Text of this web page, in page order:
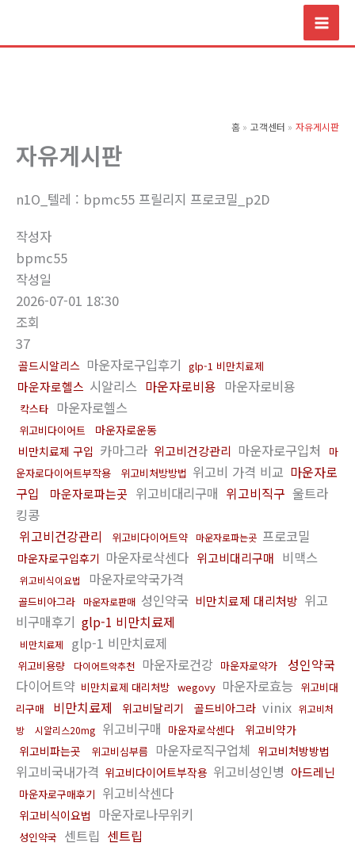
츠
홈 고객센터 자유게시판
자유게시판
n1O_텔레 : bpmc55 프릴리지 프로코밀_p2D
작성자
bpmc55
작성일
2026-07-01 18:30
조회
37
골드시알리스 마운자로구입후기 glp-1 비만치료제
마운자로헬스 시알리스 마운자로비용 마운자로비용
칵스타 마운자로헬스
위고비다이어트
마운자로운동
비만치료제 구입 카마그라 위고비건강관리 마운자로구입처
마
운자로다이어트부작용
위고비처방방법 위고비 가격 비교 마운자로
구입
마운자로파는곳 위고비대리구매 위고비직구 울트라
킹콩
위고비건강관리
위고비다이어트약 마운자로파는곳 프로코밀
마운자로구입후기 마운자로삭센다 위고비대리구매 비맥스
위고비식이요법 마운자로약국가격
골드비아그라 마운자로판매 성인약국 비만치료제 대리처방 위고
비구매후기 glp-1 비만치료제
비만치료제 glp-1 비만치료제
위고비용량 다이어트약추천 마운자로건강 마운자로약가
성인약국
다이어트약 비만치료제 대리처방 wegovy 마운자로효능 위고비대
리구매
비만치료제 위고비달리기 골드비아그라 vinix 위고비처
방
시알리스20mg 위고비구매 마운자로삭센다
위고비약가
위고비파는곳
위고비심부름 마운자로직구업체 위고비처방방법
위고비국내가격 위고비다이어트부작용 위고비성인병 아드레닌
마운자로구매후기 위고비삭센다
위고비식이요법 마운자로나무위키
성인약국 센트립 센트립